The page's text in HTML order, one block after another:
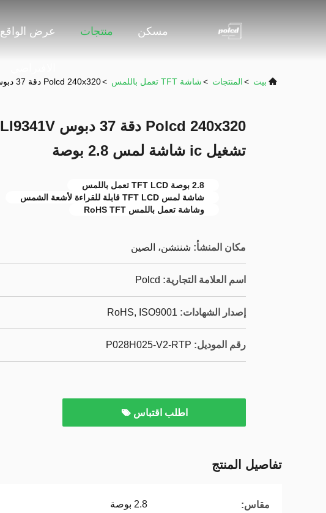
مسكن منتجات عرض الواقع
بيت >المنتجات >شاشة TFT تعمل باللمس >Polcd 240x320 دقة 37 دبوس TFT LCD ILI9341V محرك تشغيل ic شاشة لمس 2.8 بوصة
تشغيل ic شاشة لمس 2.8 بوصة
2.8 بوصة TFT LCD تعمل باللمس
شاشة لمس TFT LCD قابلة للقراءة لأشعة الشمس
وشاشة تعمل باللمس RoHS TFT
مكان المنشأ: شنتشن، الصين
اسم العلامة التجارية: Polcd
إصدار الشهادات: RoHS, ISO9001
رقم الموديل: P028H025-V2-RTP
اطلب اقتباس
تفاصيل المنتج
مقاس: 2.8 بوصة